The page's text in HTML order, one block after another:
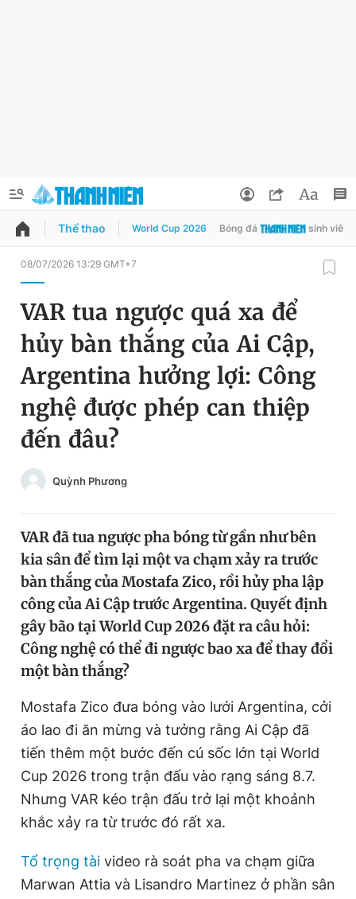
QUẢNG CÁO ĐẶT BÁO
Chuyên mục
Chuyên mục khác
Chào ngày mới Tin 24h
Sản phẩm khác
Tiện ích Bạn cần biết
Thông tin tòa soạn Liên hệ quảng cáo
Đọc Thanh Niên trên điện thoại
Theo dõi báo trên
Đổi mật khẩu
Tin đã lưu
Tin đã xem
Đăng xuất
Thể thao World Cup 2026 Bóng đá sinh viên
08/07/2026 13:29 GMT+7
VAR tua ngược quá xa để
hủy bàn thắng của Ai Cập,
Argentina hưởng lợi: Công
nghệ được phép can thiệp
đến đâu?
Quỳnh Phương
VAR đã tua ngược pha bóng từ gần như bên
kia sân để tìm lại một va chạm xảy ra trước
bàn thắng của Mostafa Zico, rồi hủy pha lập
công của Ai Cập trước Argentina. Quyết định
gây bão tại World Cup 2026 đặt ra câu hỏi:
Công nghệ có thể đi ngược bao xa để thay đổi
một bàn thắng?
Mostafa Zico đưa bóng vào lưới Argentina, cởi
áo lao đi ăn mừng và tưởng rằng Ai Cập đã
tiến thêm một bước đến cú sốc lớn tại World
Cup 2026 trong trận đấu vào rạng sáng 8.7.
Nhưng VAR kéo trận đấu trở lại một khoảnh
khắc xảy ra từ trước đó rất xa.
Tổ trọng tài video rà soát pha va chạm giữa
Marwan Attia và Lisandro Martinez ở phần sân